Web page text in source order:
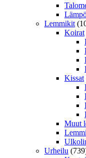
Lemmikit
Koirat
Kissat
Muut
Urheilu